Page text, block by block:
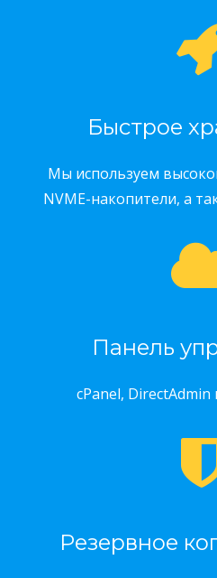
Быстрое
Мы используем
NVME-накопители, а
Панель
cPanel,
Резервное